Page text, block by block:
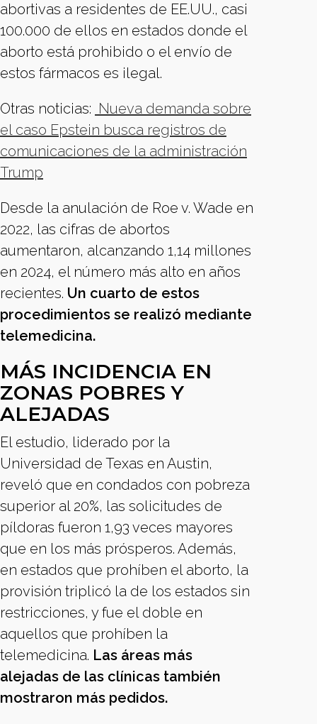
abortivas a residentes de EE.UU., casi
100.000 de ellos en estados donde el
aborto está prohibido o el envío de
estos fármacos es ilegal.
Otras noticias: Nueva demanda sobre
el caso Epstein busca registros de
comunicaciones de la administración
Trump
Desde la anulación de Roe v. Wade en
2022, las cifras de abortos
aumentaron, alcanzando 1,14 millones
en 2024, el número más alto en años
recientes. Un cuarto de estos
procedimientos se realizó mediante
telemedicina.
MÁS INCIDENCIA EN
ZONAS POBRES Y
ALEJADAS
El estudio, liderado por la
Universidad de Texas en Austin,
reveló que en condados con pobreza
superior al 20%, las solicitudes de
píldoras fueron 1,93 veces mayores
que en los más prósperos. Además,
en estados que prohíben el aborto, la
provisión triplicó la de los estados sin
restricciones, y fue el doble en
aquellos que prohíben la
telemedicina. Las áreas más
alejadas de las clínicas también
mostraron más pedidos.